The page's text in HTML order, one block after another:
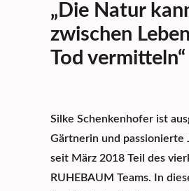
„Die Natur
zwischen
Tod vermitteln“
Silke Schenkenhofer ist
Gärtnerin und passionierte
seit März 2018 Teil des
RUHEBAUM Teams. In